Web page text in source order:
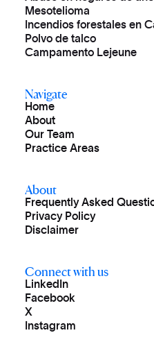
Mesotelioma
Incendios forestales en
Polvo de talco
Campamento Lejeune
Navigate
Home
About
Our Team
Practice Areas
About
Frequently Asked
Privacy Policy
Disclaimer
Connect with us
LinkedIn
Facebook
X
Instagram